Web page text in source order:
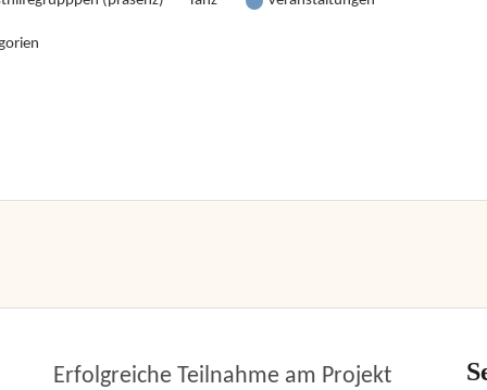
Erfolgreiche Teilnahme am Projekt